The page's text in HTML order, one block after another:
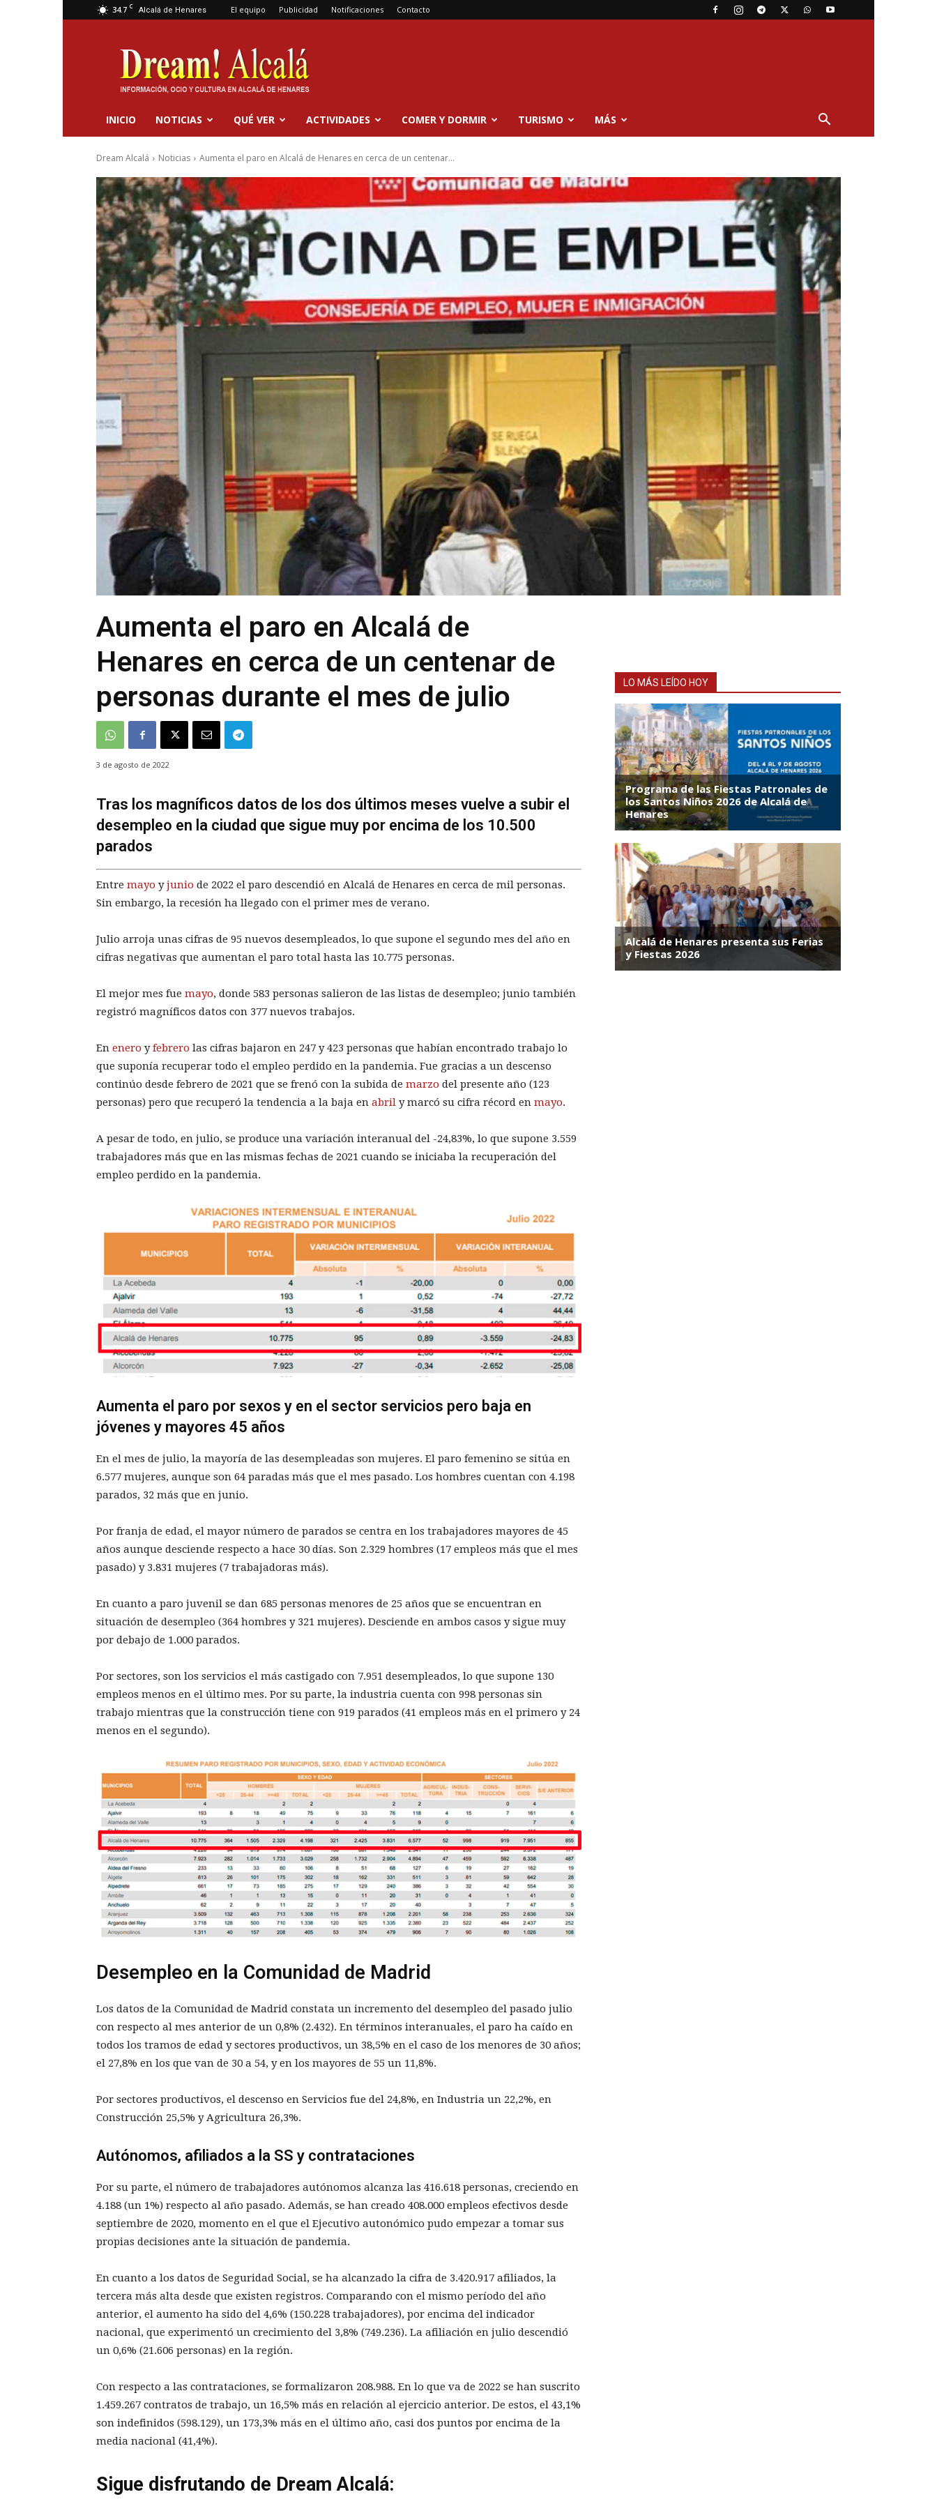
34.7 C Alcalá de Henares El equipo Publicidad Notificaciones Contacto
Dream
Alcalá
INICIO NOTICIAS QUÉ VER ACTIVIDADES COMER Y DORMIR TURISMO MÁS
Dream Alcalá Noticias Aumenta el paro en Alcalá de Henares en cerca de un centenar...
Aumenta el paro en Alcalá de
Henares en cerca de un centenar de
personas durante el mes de julio
3 de agosto de 2022
Tras los magníficos datos de los dos últimos meses vuelve a subir el
desempleo en la ciudad que sigue muy por encima de los 10.500
parados
Entre mayo yjunio de 2022 el paro descendió en Alcalá de Henares en cerca de mil personas.
Sin embargo, la recesión ha llegado con el primer mes de verano.
Julio arroja unas cifras de 95 nuevos desempleados, lo que supone el segundo mes del año en
cifras negativas que aumentan el paro total hasta las 10.775 personas.
El mejor mes fue mayo, donde 583 personas salieron de las listas de desempleo; junio también
registró magníficos datos con 377 nuevos trabajos.
En enero yfebrero las cifras bajaron en 247 y 423 personas que habían encontrado trabajo lo
que suponía recuperar todo el empleo perdido en la pandemia. Fue gracias a un descenso
continúo desde febrero de 2021 que se frenó con la subida de marzo del presente año (123
personas) pero que recuperó la tendencia a la baja en abril y marcó su cifra récord en mayo.
A pesar de todo, en julio, se produce una variación interanual del -24,83%, lo que supone 3.559
trabajadores más que en las mismas fechas de 2021 cuando se iniciaba la recuperación del
empleo perdido en la pandemia.
Aumenta el paro por sexos y en el sector servicios pero baja en
jóvenes y mayores 45 años
En el mes de julio, la mayoría de las desempleadas son mujeres. El paro femenino se sitúa en
6.577 mujeres, aunque son 64 paradas más que el mes pasado. Los hombres cuentan con 4.198
parados, 32 más que en junio.
Por franja de edad, el mayor número de parados se centra en los trabajadores mayores de 45
años aunque desciende respecto a hace 30 días. Son 2.329 hombres (17 empleos más que el mes
pasado) y 3.831 mujeres (7 trabajadoras más).
En cuanto a paro juvenil se dan 685 personas menores de 25 años que se encuentran en
situación de desempleo (364 hombres y 321 mujeres). Desciende en ambos casos y sigue muy
por debajo de 1.000 parados.
Por sectores, son los servicios el más castigado con 7.951 desempleados, lo que supone 130
empleos menos en el último mes. Por su parte, la industria cuenta con 998 personas sin
trabajo mientras que la construcción tiene con 919 parados (41 empleos más en el primero y 24
menos en el segundo).
Desempleo en la Comunidad de Madrid
Los datos de la Comunidad de Madrid constata un incremento del desempleo del pasado julio
con respecto al mes anterior de un 0,8% (2.432). En términos interanuales, el paro ha caído en
todos los tramos de edad y sectores productivos, un 38,5% en el caso de los menores de 30 años;
el 27,8% en los que van de 30 a 54, y en los mayores de 55 un 11,8%.
Por sectores productivos, el descenso en Servicios fue del 24,8%, en Industria un 22,2%, en
Construcción 25,5% y Agricultura 26,3%.
Autónomos, afiliados a la SS y contrataciones
Por su parte, el número de trabajadores autónomos alcanza las 416.618 personas, creciendo en
4.188 (un 1%) respecto al año pasado. Además, se han creado 408.000 empleos efectivos desde
septiembre de 2020, momento en el que el Ejecutivo autonómico pudo empezar a tomar sus
propias decisiones ante la situación de pandemia.
En cuanto a los datos de Seguridad Social, se ha alcanzado la cifra de 3.420.917 afiliados, la
tercera más alta desde que existen registros. Comparando con el mismo período del año
anterior, el aumento ha sido del 4,6% (150.228 trabajadores), por encima del indicador
nacional, que experimentó un crecimiento del 3,8% (749.236). La afiliación en julio descendió
un 0,6% (21.606 personas) en la región.
Con respecto a las contrataciones, se formalizaron 208.988. En lo que va de 2022 se han suscrito
1.459.267 contratos de trabajo, un 16,5% más en relación al ejercicio anterior. De estos, el 43,1%
son indefinidos (598.129), un 173,3% más en el último año, casi dos puntos por encima de la
media nacional (41,4%).
Sigue disfrutando de Dream Alcalá:
LO MÁS LEÍDO HOY